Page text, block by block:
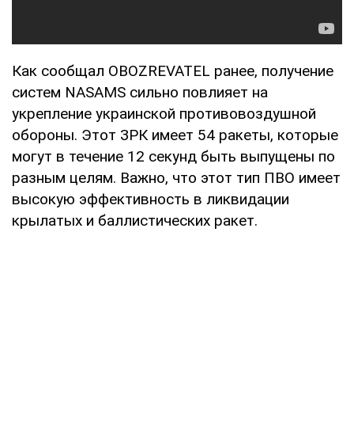
Как сообщал OBOZREVATEL ранее, получение
систем NASAMS сильно повлияет на
укрепление украинской противовоздушной
обороны. Этот ЗРК имеет 54 ракеты, которые
могут в течение 12 секунд быть выпущены по
разным целям. Важно, что этот тип ПВО имеет
высокую эффективность в ликвидации
крылатых и баллистических ракет.